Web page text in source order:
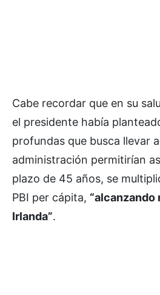
Cabe recordar que en su
el presidente había
profundas que busca llevar
administración permitirían
plazo de 45 años, se
PBI per cápita,
Irlanda”.